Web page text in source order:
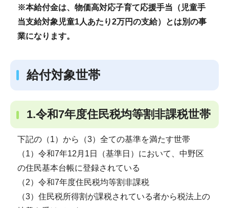
※本給付金は、物価高対応子育て応援手当（児童手
当支給対象児童1人あたり2万円の支給）とは別の事
業になります。
給付対象世帯
1.令和7年度住民税均等割非課税世帯
下記の（1）から（3）全ての基準を満たす世帯
（1）令和7年12月1日（基準日）において、中野区
の住民基本台帳に登録されている
（2）令和7年度住民税均等割非課税
（3）住民税所得割が課税されている者から税法上の